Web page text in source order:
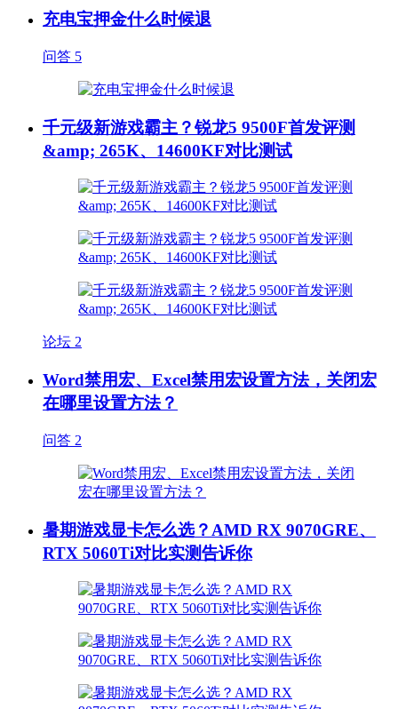
充电宝押金什么时候退
问答 5
千元级新游戏霸主？锐龙5 9500F首发评测
&amp; 265K、14600KF对比测试
论坛 2
Word禁用宏、Excel禁用宏设置方法，关闭宏
在哪里设置方法？
问答 2
暑期游戏显卡怎么选？AMD RX 9070GRE、
RTX 5060Ti对比实测告诉你